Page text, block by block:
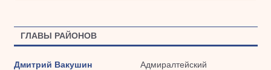
ГЛАВЫ РАЙОНОВ
Дмитрий Вакушин Адмиралтейский